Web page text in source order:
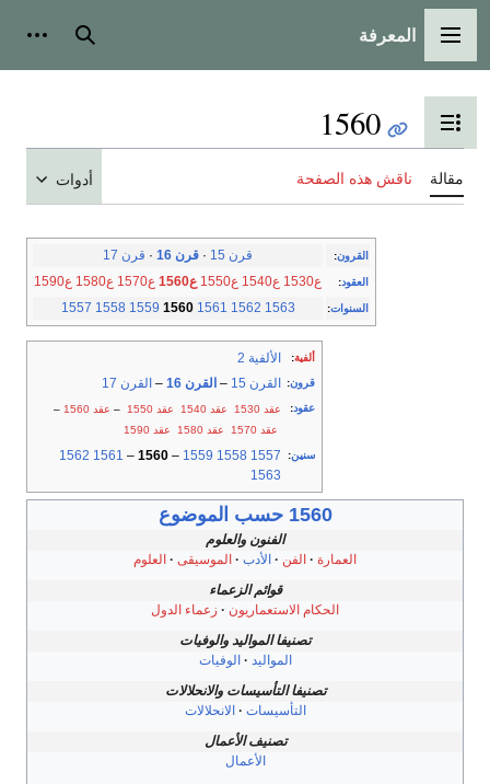
القائمة الرئيسية
المعرفة بحث
تبديل عرض جدول المحتويات
1560
مقالة ناقش هذه الصفحة أدوات
القرون: قرن 15 · قرن 16 · قرن 17
العقود: ع1530 ع1540 ع1550 ع1560 ع1570 ع1580 ع1590
السنوات:
1557 1558 1559 1560 1561 1562 1563
ألفية: الألفية 2
قرون: القرن 15 – القرن 16 – القرن 17
عقود: عقد 1530 عقد 1540 عقد 1550 – عقد 1560
–
عقد 1570
عقد 1580 عقد 1590
سنين:
1557
1558
1559
–
1560
–
1561
1562
1563
1560 حسب الموضوع
الفنون والعلوم
العمارة
الفن الأدب الموسيقى
العلوم
قوائم الزعماء
الحكام الاستعماريون
زعماء الدول
تصنيفا المواليد والوفيات
المواليد
الوفيات
تصنيفا التأسيسات والانحلالات
التأسيسات
الانحلالات
تصنيف الأعمال
الأعمال